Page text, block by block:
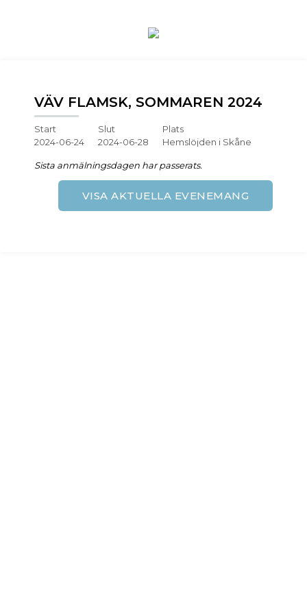
VÄV FLAMSK, SOMMAREN 2024
Start
2024-06-24
Slut
2024-06-28
Plats
Hemslöjden i Skåne
Sista anmälningsdagen har passerats.
VISA AKTUELLA EVENEMANG